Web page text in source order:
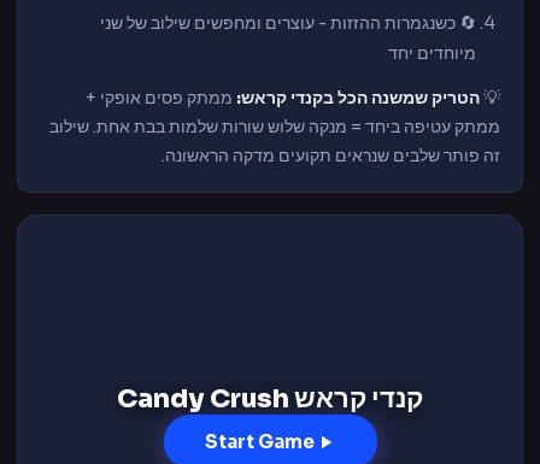
🔄 כשנגמרות ההזזות - עוצרים ומחפשים שילוב של שני
מיוחדים יחד
💡הטריק שמשנה הכל בקנדי קראש: ממתק פסים אופקי +
ממתק עטיפה ביחד = מנקה שלוש שורות שלמות בבת אחת. שילוב
זה פותר שלבים שנראים תקועים מדקה הראשונה.
קנדי קראש Candy Crush
Start Game